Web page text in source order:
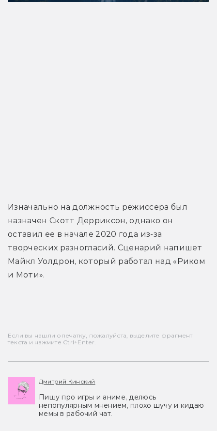
Изначально на должность режиссера был
назначен Скотт Дерриксон, однако он
оставил ее в начале 2020 года из-за
творческих разногласий. Сценарий напишет
Майкл Уолдрон, который работал над «Риком
и Моти».
Если вы нашли опечатку, пожалуйста, выделите фрагмент
текста и нажмите Ctrl+Enter.
Дмитрий Кинский
Пишу про игры и аниме, делюсь
непопулярным мнением, плохо шучу и кидаю
мемы в рабочий чат.